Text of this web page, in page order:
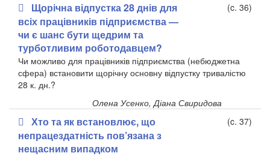
Щорічна відпустка 28 днів для
всіх працівників підприємства —
чи є шанс бути щедрим та
турботливим роботодавцем?
(c. 36)
Чи можливо для працівників підприємства (небюджетна
сфера) встановити щорічну основну відпустку тривалістю
28 к. дн.?
Олена Усенко, Діана Свиридова
Хто та як встановлює, що
непрацездатність пов’язана з
нещасним випадком
(c. 37)